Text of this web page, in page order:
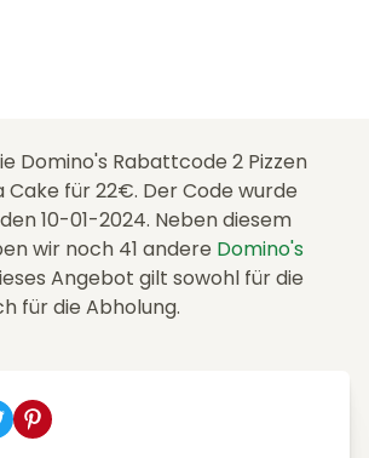
Domino's Rabattcode 2 Pizzen
Cake für 22€. Der Code wurde
10-01-2024. Neben diesem
wir noch 41 andere Domino's
Angebot gilt sowohl für die
für die Abholung.